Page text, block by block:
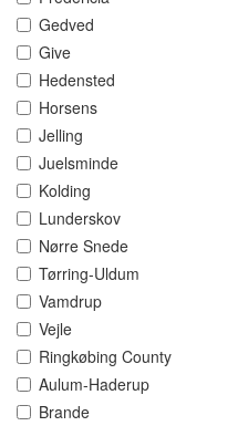
Gedved
Give
Hedensted
Horsens
Jelling
Juelsminde
Kolding
Lunderskov
Nørre Snede
Tørring-Uldum
Vamdrup
Vejle
Ringkøbing County
Aulum-Haderup
Brande